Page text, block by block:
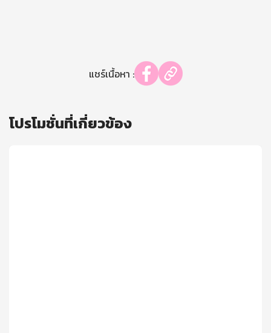
แชร์เนื้อหา :
โปรโมชั่นที่เกี่ยวข้อง